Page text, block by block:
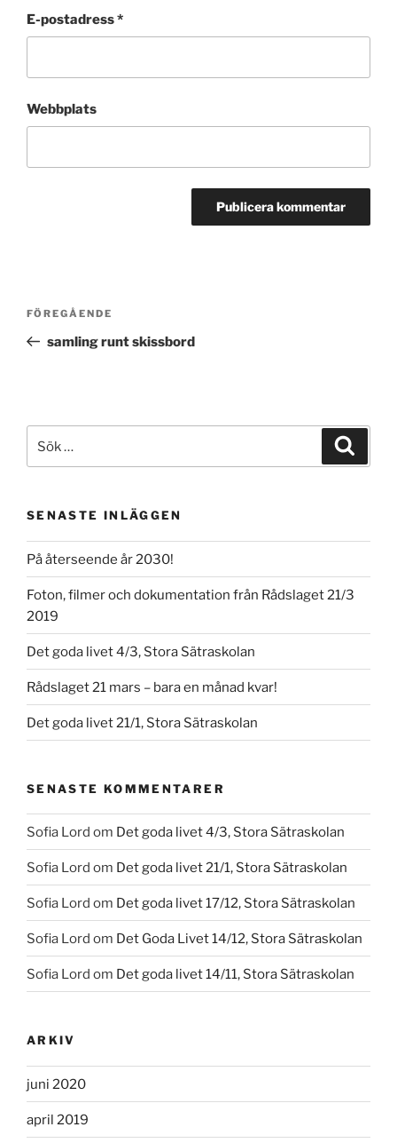
E-postadress*
Webbplats
Inläggsnavigering
Föregående
inlägg
FÖREGÅENDE
samling runt skissbord
efter:
SENASTE INLÄGGEN
På återseende år 2030!
Foton, filmer och dokumentation från Rådslaget 21/3
2019
Det goda livet 4/3, Stora Sätraskolan
Rådslaget 21 mars – bara en månad kvar!
Det goda livet 21/1, Stora Sätraskolan
SENASTE KOMMENTARER
Sofia Lord om Det goda livet 4/3, Stora Sätraskolan
Sofia Lord om Det goda livet 21/1, Stora Sätraskolan
Sofia Lord om Det goda livet 17/12, Stora Sätraskolan
Sofia Lord om Det Goda Livet 14/12, Stora Sätraskolan
Sofia Lord om Det goda livet 14/11, Stora Sätraskolan
ARKIV
juni 2020
april 2019